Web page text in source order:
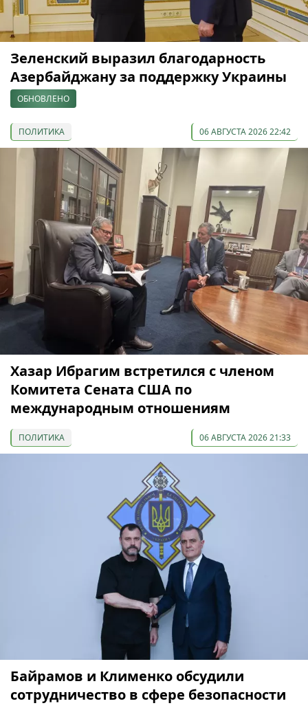
Зеленский выразил благодарность
Азербайджану за поддержку Украины
ОБНОВЛЕНО
ПОЛИТИКА 06 АВГУСТА 2026 22:42
Хазар Ибрагим встретился с членом
Комитета Сената США по
международным отношениям
ПОЛИТИКА 06 АВГУСТА 2026 21:33
Байрамов и Клименко обсудили
сотрудничество в сфере безопасности